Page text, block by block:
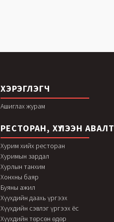
ХЭРЭГЛЭГЧ
Ашиглах журам
РЕСТОРАН, ХҮЛЭЭН АВАЛТ
Хурим хийх ресторан
Хуримын зардал
Хурлын танхим
Хонхны баяр
Буяны ажил
Хүүхдийн даахь үргээх
Хүүхдийн сэвлэг үргээх ёс
Хүүхдийн төрсөн өдөр